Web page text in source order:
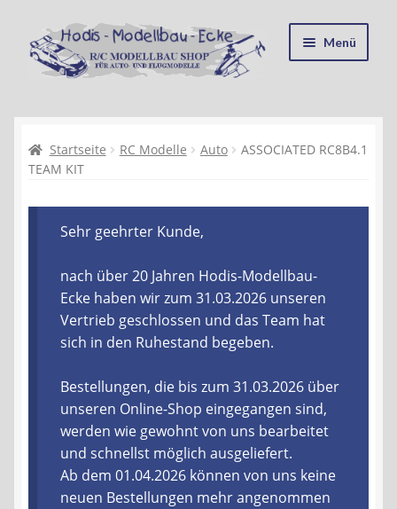
Zur
Navigation
springen
Zum
Inhalt
springen
Menü
Kasse
Recycling, Entsorgung und Umwelt
Shop
Warenkorb
Ablauf einer Bestellung
Liefer- und Versandkosten
Zahlungsarten
Startseite RC Modelle Auto
ASSOCIATED RC8B4.1
TEAM KIT
Sehr geehrter Kunde,
nach über 20 Jahren Hodis-Modellbau-
Ecke haben wir zum 31.03.2026 unseren
Vertrieb geschlossen und das Team hat
sich in den Ruhestand begeben.
Bestellungen, die bis zum 31.03.2026 über
unseren Online-Shop eingegangen sind,
werden wie gewohnt von uns bearbeitet
und schnellst möglich ausgeliefert.
Ab dem 01.04.2026 können von uns keine
neuen Bestellungen mehr angenommen